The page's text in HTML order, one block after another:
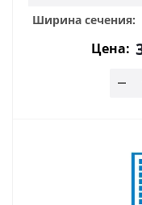
Ширина сечения:
Цена: